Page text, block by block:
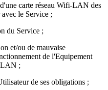
carte réseau Wifi-LAN des
le Service ;
du Service ;
et/ou de mauvaise
de l'Equipement
LAN ;
de ses obligations ;